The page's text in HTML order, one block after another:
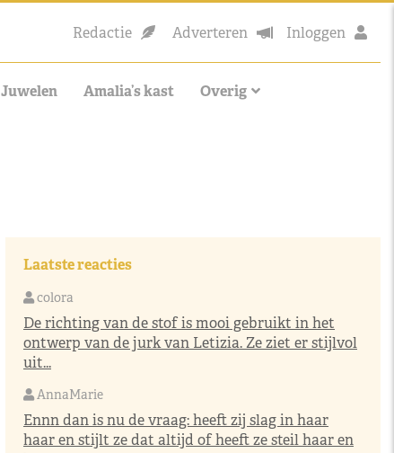
Redactie Adverteren Inloggen
Juwelen Amalia’s kast Overig
Laatste reacties
colora
De richting van de stof is mooi gebruikt in het
ontwerp van de jurk van Letizia. Ze ziet er stijlvol
uit...
AnnaMarie
Ennn dan is nu de vraag: heeft zij slag in haar
haar en stijlt ze dat altijd of heeft ze steil haar en